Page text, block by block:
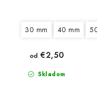
50 mm 60 mm 70 mm
30 mm 40 mm 50
Skladom
od €2,50